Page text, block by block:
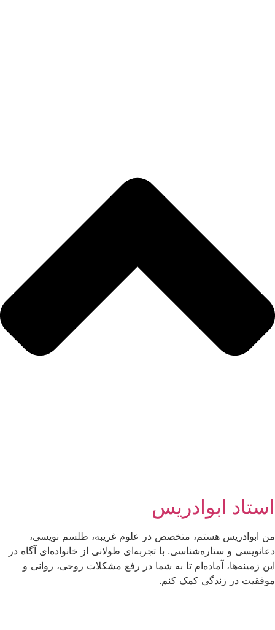
استاد ابوادریس
من ابوادریس هستم، متخصص در علوم غریبه، طلسم نویسی،
دعانویسی و ستاره‌شناسی. با تجربه‌ای طولانی از خانواده‌ای آگاه در
این زمینه‌ها، آماده‌ام تا به شما در رفع مشکلات روحی، روانی و
موفقیت در زندگی کمک کنم.